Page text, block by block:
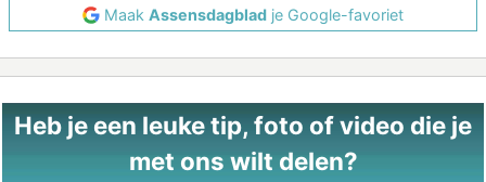
Maak Assensdagblad je Google-favoriet
Heb je een leuke tip, foto of video die je
met ons wilt delen?